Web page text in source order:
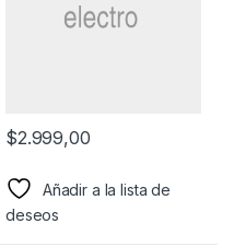
$2.999,00
Añadir a la lista de
deseos